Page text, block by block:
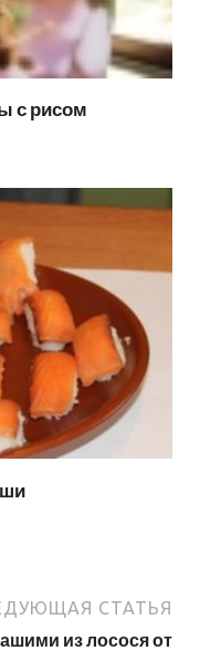
с рисом
СТАТЬЯ
из лосося от